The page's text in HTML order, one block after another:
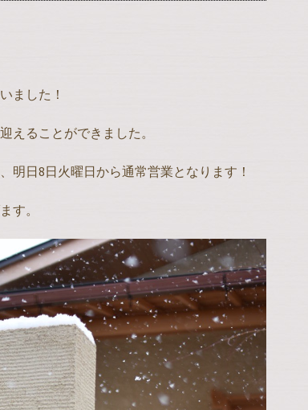
ました！
えることができました。
明日8日火曜日から通常営業となります！
す。